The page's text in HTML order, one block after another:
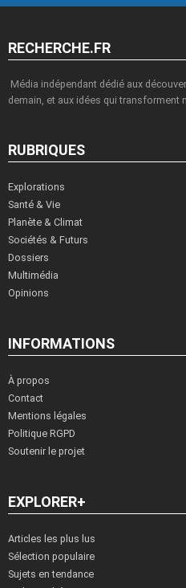
RECHERCHE.FR
Média indépendant dédié aux
demain, et aux idées qui transforment
RUBRIQUES
Explorations
Santé & Vie
Planète & Climat
Sociétés & Futurs
Dossiers
Multimédia
Opinions
INFORMATIONS
À propos
Contact
Mentions légales
Politique RGPD
Soutenir le projet
EXPLORER+
Articles les plus lus
Sélection populaire
Sujets en tendance